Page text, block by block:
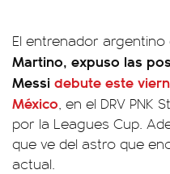
El entrenador argentino
Martino, expuso las
Messi debute este
México, en el DRV PNK
por la Leagues Cup.
que ve del astro que
actual.